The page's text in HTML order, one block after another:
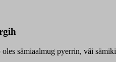
oles sämiaalmug pyerrin, vâi